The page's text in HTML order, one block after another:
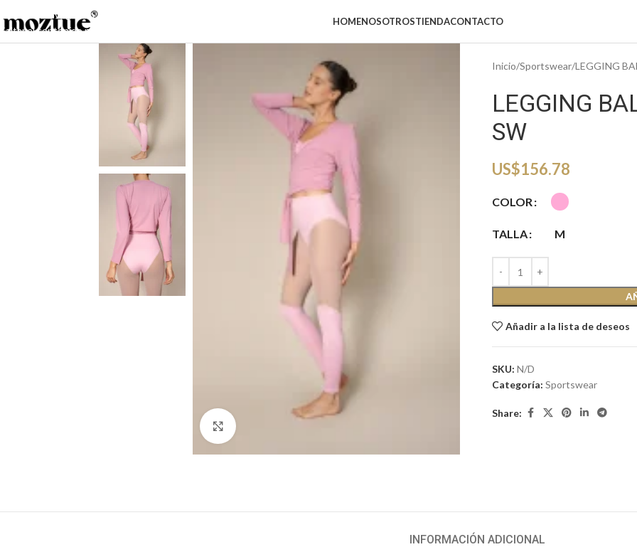
Saltar a la navegación
Saltar al contenido principal
HOMENOSOTROSTIENDACONTACTO
Haga clic para ampliar
Inicio Sportswear LEGGING
LEGGING
SW
US$156.78
COLOR
TALLA M
Añadir a la lista de deseos
SKU: N/D
Categoría: Sportswear
Share:
INFORMACIÓN ADICIONAL